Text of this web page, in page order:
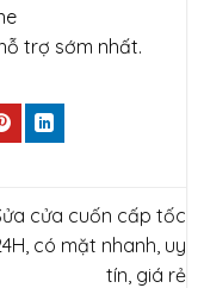
trợ sớm nhất.
cửa cuốn cấp tốc
có mặt nhanh, uy
tín, giá rẻ